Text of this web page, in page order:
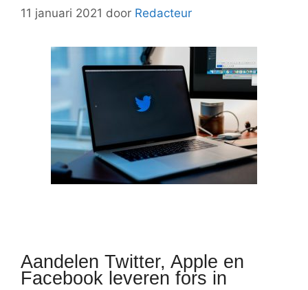
11 januari 2021 door Redacteur
Aandelen Twitter, Apple en
Facebook leveren fors in